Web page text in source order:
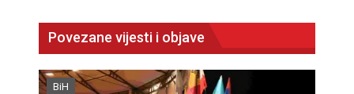
Povezane vijesti i objave
BiH